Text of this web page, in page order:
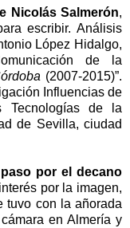
Nicolás Salmerón,
escribir. Análisis
López Hidalgo,
de la
(2007-2015)”.
Influencias de
Tecnologías de la
de Sevilla, ciudad
por el decano
por la imagen,
tuvo con la añorada
en Almería y